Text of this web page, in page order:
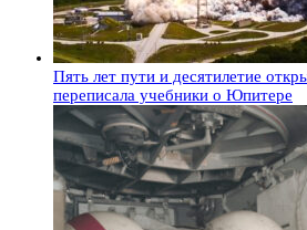
Пять лет пути и десятилетие
переписала учебники о Юпитере